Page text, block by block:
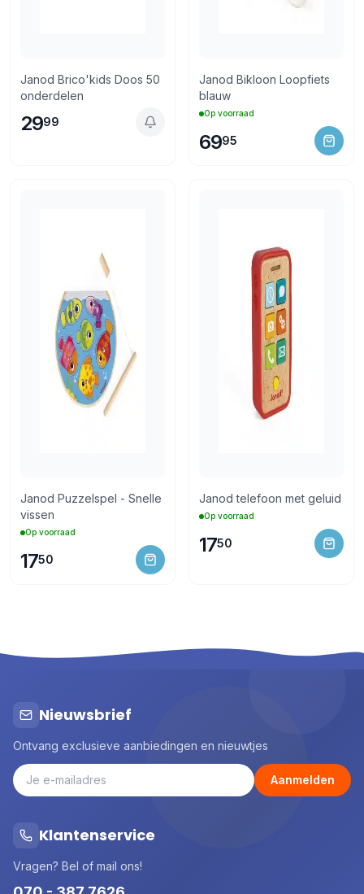
Janod Brico'kids Doos 50
onderdelen
2999
Janod Bikloon Loopfiets
blauw
Op voorraad
6995
Janod Puzzelspel - Snelle
vissen
Op voorraad
1750
Janod telefoon met geluid
Op voorraad
1750
Nieuwsbrief
Ontvang exclusieve aanbiedingen en nieuwtjes
Aanmelden
Klantenservice
Vragen? Bel of mail ons!